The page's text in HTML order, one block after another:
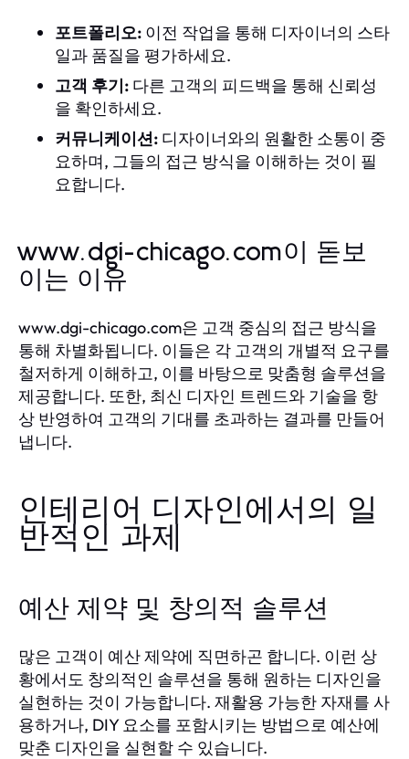
포트폴리오: 이전 작업을 통해 디자이너의 스타
일과 품질을 평가하세요.
고객 후기: 다른 고객의 피드백을 통해 신뢰성
을 확인하세요.
커뮤니케이션: 디자이너와의 원활한 소통이 중
요하며, 그들의 접근 방식을 이해하는 것이 필
요합니다.
www.dgi-chicago.com이 돋보
이는 이유
www.dgi-chicago.com은 고객 중심의 접근 방식을
통해 차별화됩니다. 이들은 각 고객의 개별적 요구를
철저하게 이해하고, 이를 바탕으로 맞춤형 솔루션을
제공합니다. 또한, 최신 디자인 트렌드와 기술을 항
상 반영하여 고객의 기대를 초과하는 결과를 만들어
냅니다.
인테리어 디자인에서의 일
반적인 과제
예산 제약 및 창의적 솔루션
많은 고객이 예산 제약에 직면하곤 합니다. 이런 상
황에서도 창의적인 솔루션을 통해 원하는 디자인을
실현하는 것이 가능합니다. 재활용 가능한 자재를 사
용하거나, DIY 요소를 포함시키는 방법으로 예산에
맞춘 디자인을 실현할 수 있습니다.